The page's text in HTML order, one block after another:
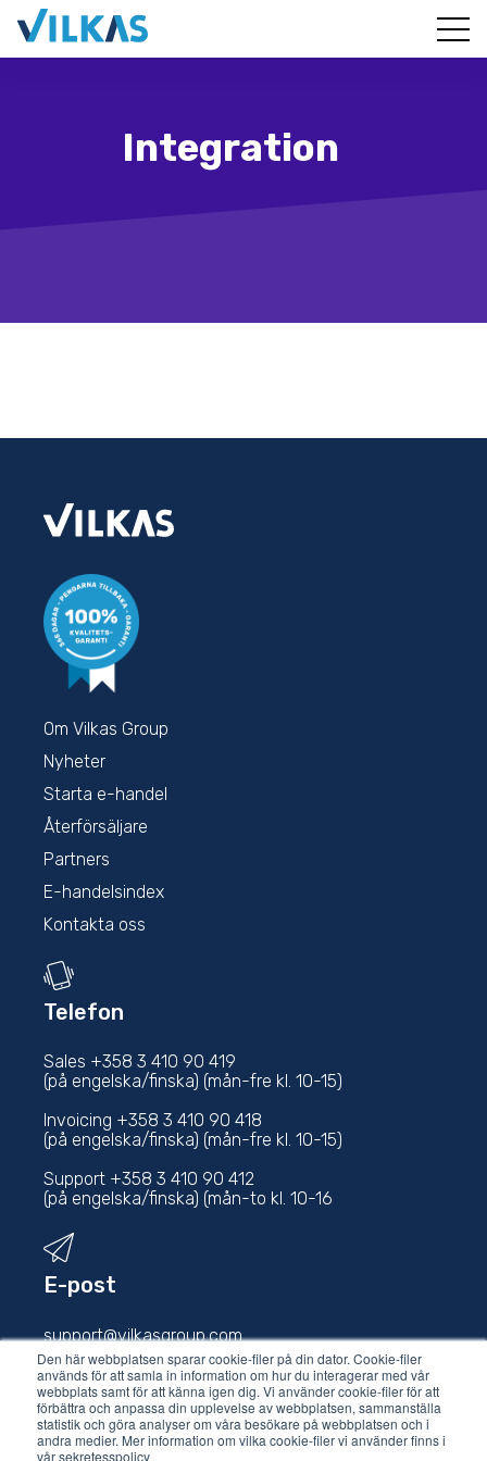
Den här webbplatsen sparar cookie-filer på din dator. Cookie-filer
används för att samla in information om hur du interagerar med vår
webbplats samt för att känna igen dig. Vi använder cookie-filer för att
förbättra och anpassa din upplevelse av webbplatsen, sammanställa
statistik och göra analyser om våra besökare på webbplatsen och i
andra medier. Mer information om vilka cookie-filer vi använder finns i
vår sekretesspolicy
Integration
Om Vilkas Group
Nyheter
Starta e-handel
Återförsäljare
Partners
E-handelsindex
Kontakta oss
Telefon
Sales +358 3 410 90 419
(på engelska/finska) (mån-fre kl. 10-15)
Invoicing +358 3 410 90 418
(på engelska/finska) (mån-fre kl. 10-15)
Support +358 3 410 90 412
(på engelska/finska) (mån-to kl. 10-16
E-post
support@vilkasgroup.com
sales@vilkasgroup.com